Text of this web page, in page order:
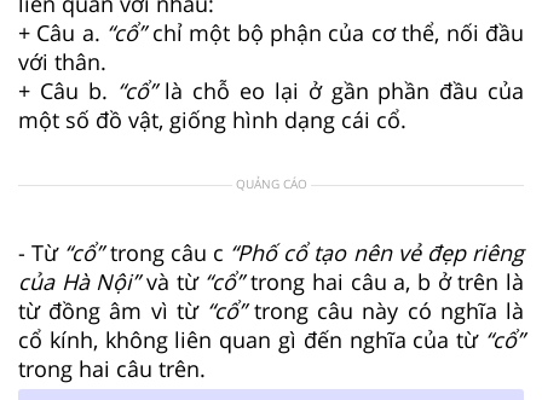
+ Câu a. “cổ”chỉ một bộ phận của cơ thể, nối đầu
với thân.
+ Câu b. “cổ”là chỗ eo lại ở gần phần đầu của
một số đồ vật, giống hình dạng cái cổ.
QUẢNG CÁO
- Từ “cổ”trong câu c “Phố cổ tạo nên vẻ đẹp riêng
của Hà Nội”và từ “cổ”trong hai câu a, b ở trên là
từ đồng âm vì từ “cổ”trong câu này có nghĩa là
cổ kính, không liên quan gì đến nghĩa của từ “cổ”
trong hai câu trên.